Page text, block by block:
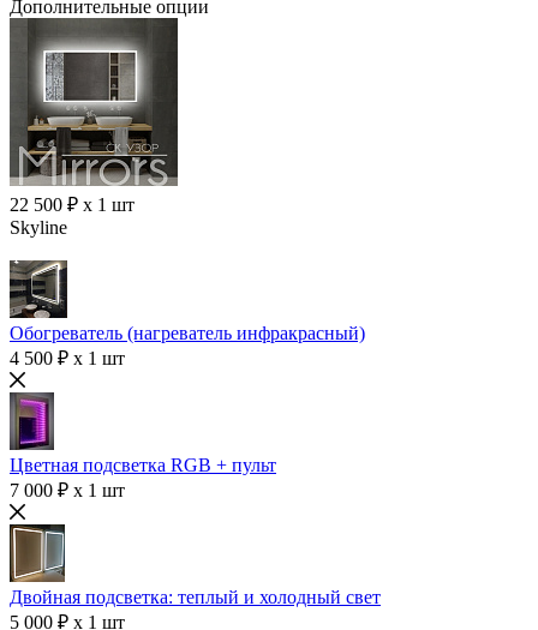
Дополнительные опции
22 500 ₽ x 1 шт
Skyline
Обогреватель (нагреватель инфракрасный)
4 500 ₽ x 1 шт
Цветная подсветка RGB + пульт
7 000 ₽ x 1 шт
Двойная подсветка: теплый и холодный свет
5 000 ₽ x 1 шт